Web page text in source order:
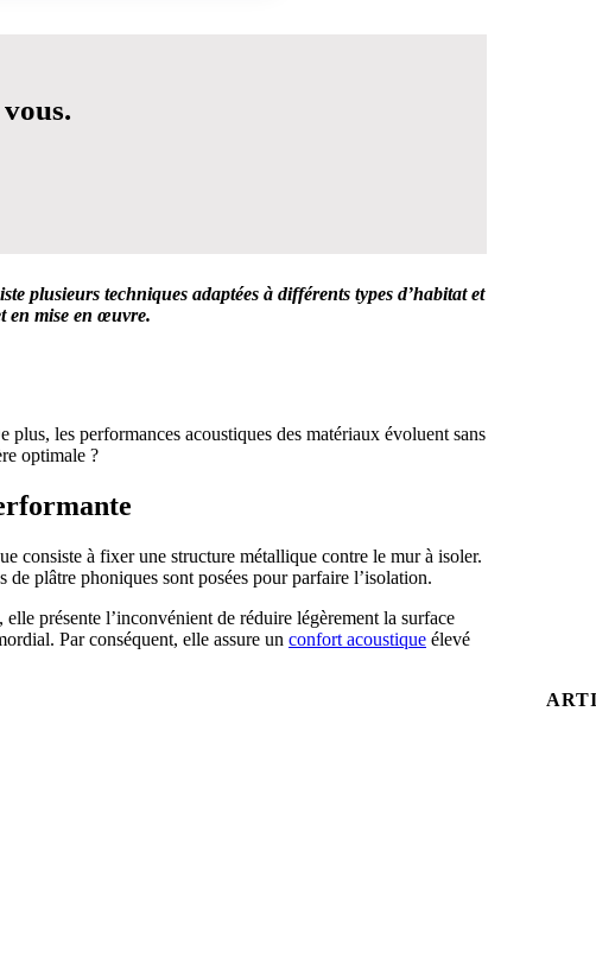
plusieurs techniques adaptées à différents types d’habitat et
en mise en œuvre.
les performances acoustiques des matériaux évoluent sans
optimale ?
consiste à fixer une structure métallique contre le mur à isoler.
plâtre phoniques sont posées pour parfaire l’isolation.
présente l’inconvénient de réduire légèrement la surface
Par conséquent, elle assure un confort acoustique élevé